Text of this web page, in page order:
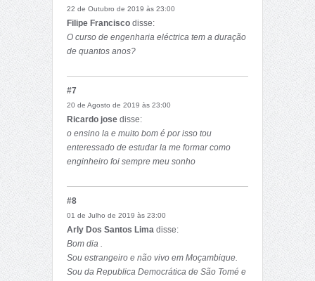
22 de Outubro de 2019 às 23:00
Filipe Francisco disse:
O curso de engenharia eléctrica tem a duração
de quantos anos?
#7
20 de Agosto de 2019 às 23:00
Ricardo jose disse:
o ensino la e muito bom é por isso tou
enteressado de estudar la me formar como
enginheiro foi sempre meu sonho
#8
01 de Julho de 2019 às 23:00
Arly Dos Santos Lima disse:
Bom dia .
Sou estrangeiro e não vivo em Moçambique.
Sou da Republica Democrática de São Tomé e